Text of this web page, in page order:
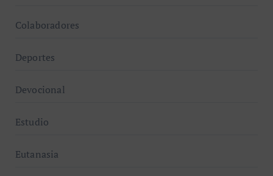
Colaboradores
Deportes
Devocional
Estudio
Eutanasia